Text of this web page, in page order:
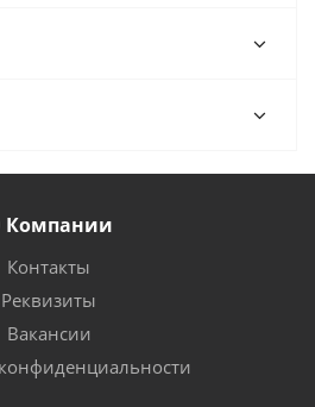
Компании
Контакты
Реквизиты
Вакансии